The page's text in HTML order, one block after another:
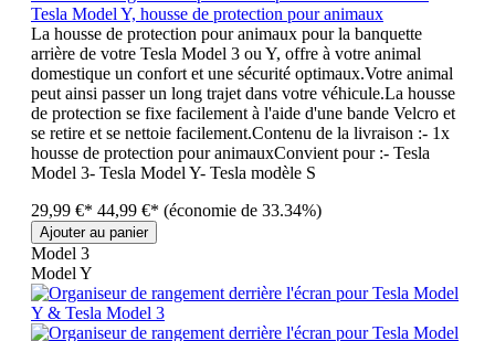
Tesla Model Y, housse de protection pour animaux
La housse de protection pour animaux pour la banquette
arrière de votre Tesla Model 3 ou Y, offre à votre animal
domestique un confort et une sécurité optimaux.Votre animal
peut ainsi passer un long trajet dans votre véhicule.La housse
de protection se fixe facilement à l'aide d'une bande Velcro et
se retire et se nettoie facilement.Contenu de la livraison :- 1x
housse de protection pour animauxConvient pour :- Tesla
Model 3- Tesla Model Y- Tesla modèle S
29,99 €* 44,99 €* (économie de 33.34%)
Ajouter au panier
Model 3
Model Y